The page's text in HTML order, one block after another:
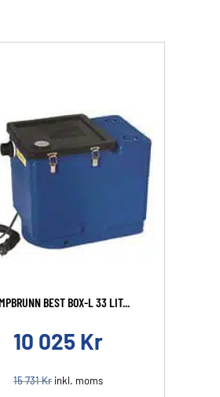
BEST BOX-L 33 LIT...
10 025 Kr
15 731Kr inkl. moms